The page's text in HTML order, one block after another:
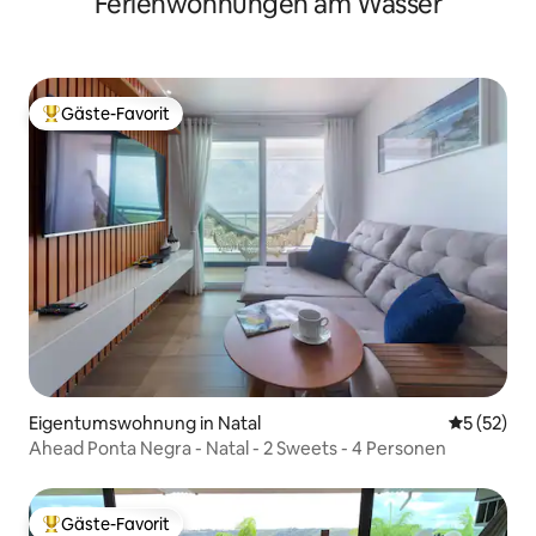
Beliebter Gäste-Favorit.
Gäste-Favorit
Eigentumswohnung in Natal
5 (52)
Ahead Ponta Negra - Natal - 2 Sweets - 4 Personen
Gäste-Favorit